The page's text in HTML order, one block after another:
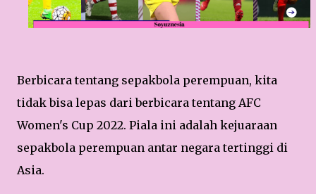
Berbicara tentang sepakbola perempuan, kita
tidak bisa lepas dari berbicara tentang AFC
Women's Cup 2022. Piala ini adalah kejuaraan
sepakbola perempuan antar negara tertinggi di
Asia.